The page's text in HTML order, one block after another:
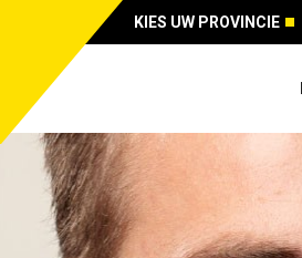
KIES UW PROVINCIE